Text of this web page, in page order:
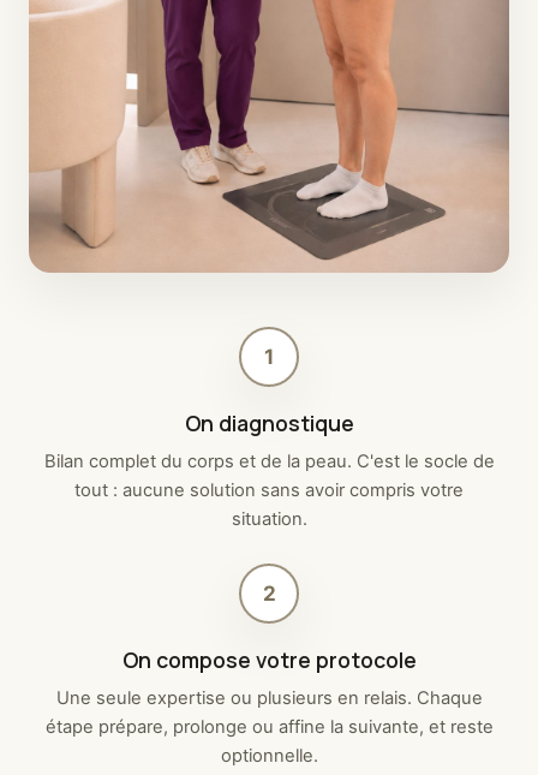
1
On diagnostique
Bilan complet du corps et de la peau. C'est le socle de
tout : aucune solution sans avoir compris votre
situation.
2
On compose votre protocole
Une seule expertise ou plusieurs en relais. Chaque
étape prépare, prolonge ou affine la suivante, et reste
optionnelle.